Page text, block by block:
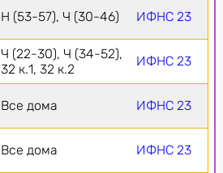
Н (53-57), Ч (30-46) ИФНС 23
Ч (22-30), Ч (34-52),
32 к.1, 32 к.2
ИФНС 23
Все дома ИФНС 23
Все дома ИФНС 23